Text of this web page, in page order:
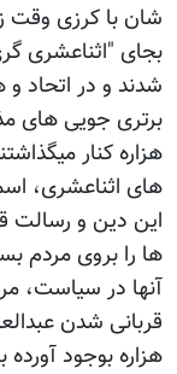
شان با کرزی وقت
بجای "اثناعشری
شدند و در اتحاد
برتری جویی های
هزاره کنار
های اثناعشری،
این دین و رسالت
ها را بروی مردم
آنها در سیاست،
قربانی شدن
هزاره بوجود